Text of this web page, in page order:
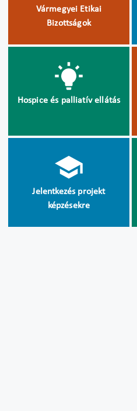
Vármegyei Etikai
Bizottságok
Hospice és palliatív ellátás
Jelentkezés projekt
képzésekre